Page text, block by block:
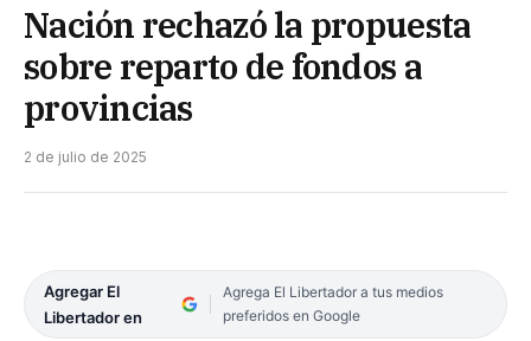
Nación rechazó la propuesta
sobre reparto de fondos a
provincias
2 de julio de 2025
Agregar El
Libertador en
Agrega El Libertador a tus medios
preferidos en Google